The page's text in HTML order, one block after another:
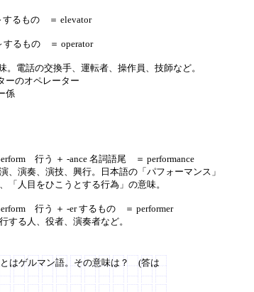
るもの ＝ elevator
するもの ＝ operator
。電話の交換手、運転者、操作員、技師など。
ーのオペレーター
係
行う ＋ -ance 名詞語尾 ＝ performance
、演奏、演技、興行。日本語の「パフォーマンス」
「人目をひこうとする行為」の意味。
行う ＋ -er するもの ＝ performer
する人、役者、演奏者など。
はゲルマン語。その意味は？ (答は